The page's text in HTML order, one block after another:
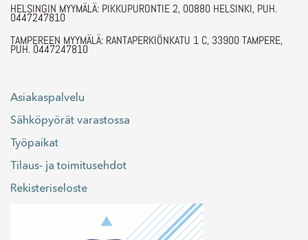
HELSINGIN MYYMÄLÄ: PIKKUPURONTIE 2, 00880 HELSINKI, PUH.
0447247810
TAMPEREEN MYYMÄLÄ: RANTAPERKIÖNKATU 1 C, 33900 TAMPERE,
PUH. 0447247810
Asiakaspalvelu
Sähköpyörät varastossa
Työpaikat
Tilaus- ja toimitusehdot
Rekisteriseloste